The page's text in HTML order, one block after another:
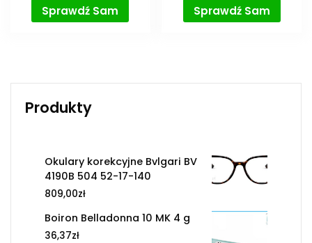
Sprawdź Sam
Sprawdź Sam
Produkty
Okulary korekcyjne Bvlgari BV
4190B 504 52-17-140
809,00zł
Boiron Belladonna 10 MK 4 g
36,37zł